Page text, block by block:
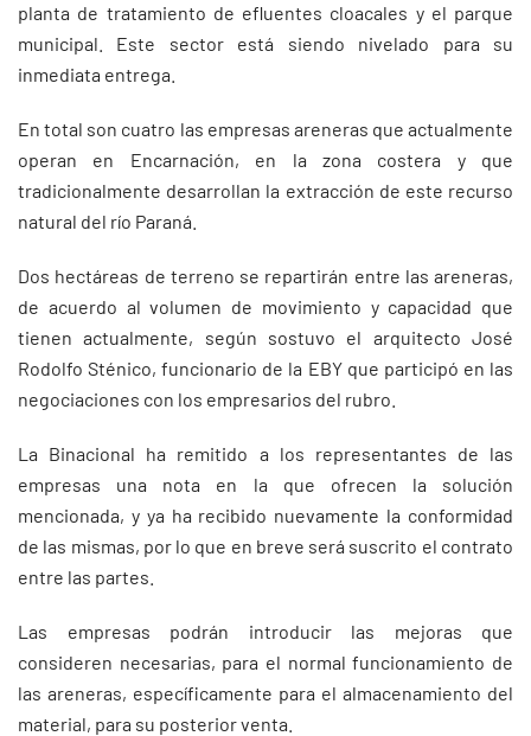
planta de tratamiento de efluentes cloacales y el parque
municipal. Este sector está siendo nivelado para su
inmediata entrega.
En total son cuatro las empresas areneras que actualmente
operan en Encarnación, en la zona costera y que
tradicionalmente desarrollan la extracción de este recurso
natural del río Paraná.
Dos hectáreas de terreno se repartirán entre las areneras,
de acuerdo al volumen de movimiento y capacidad que
tienen actualmente, según sostuvo el arquitecto José
Rodolfo Sténico, funcionario de la EBY que participó en las
negociaciones con los empresarios del rubro.
La Binacional ha remitido a los representantes de las
empresas una nota en la que ofrecen la solución
mencionada, y ya ha recibido nuevamente la conformidad
de las mismas, por lo que en breve será suscrito el contrato
entre las partes.
Las empresas podrán introducir las mejoras que
consideren necesarias, para el normal funcionamiento de
las areneras, específicamente para el almacenamiento del
material, para su posterior venta.